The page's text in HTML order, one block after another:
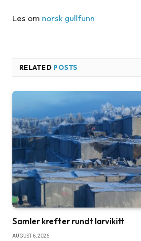
Les om norsk gullfunn
RELATED POSTS
Samler krefter rundt larvikitt
AUGUST 6, 2026